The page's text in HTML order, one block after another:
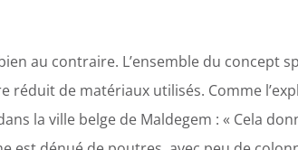
au contraire. L’ensemble du concept
réduit de matériaux utilisés. Comme
la ville belge de Maldegem : « Cela